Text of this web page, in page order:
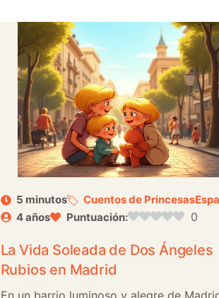
5 minutos Cuentos de Princesas
4 años
Puntuación: 0
La Vida Soleada de Dos Ángeles
Rubios en Madrid
En un barrio luminoso y alegre de